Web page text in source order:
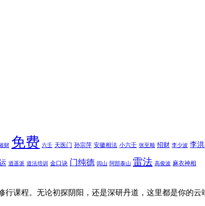
财 免费 六壬 天医门 孙宗萍 安徽相法 小六壬 张至顺 招财 李少波 李
逍遥派 道法培训 金口诀 门纯德 闾山 阿部泰山 雷法 高俊波 麻衣神相
课程。无论初探阴阳，还是深研丹道，这里都是你的云